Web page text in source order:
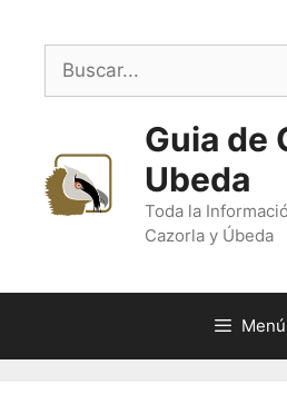
contenido
Buscar:
Guia de
Ubeda
Toda la
Cazorla y Úbeda
Menú